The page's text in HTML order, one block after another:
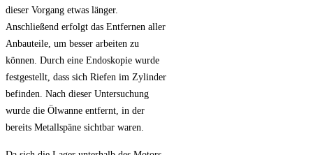
dieser Vorgang etwas länger.
Anschließend erfolgt das Entfernen aller
Anbauteile, um besser arbeiten zu
können. Durch eine Endoskopie wurde
festgestellt, dass sich Riefen im Zylinder
befinden. Nach dieser Untersuchung
wurde die Ölwanne entfernt, in der
bereits Metallspäne sichtbar waren.